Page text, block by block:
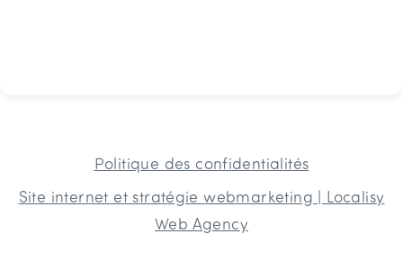
Politique des confidentialités
Site internet et stratégie webmarketing | Localisy
Web Agency